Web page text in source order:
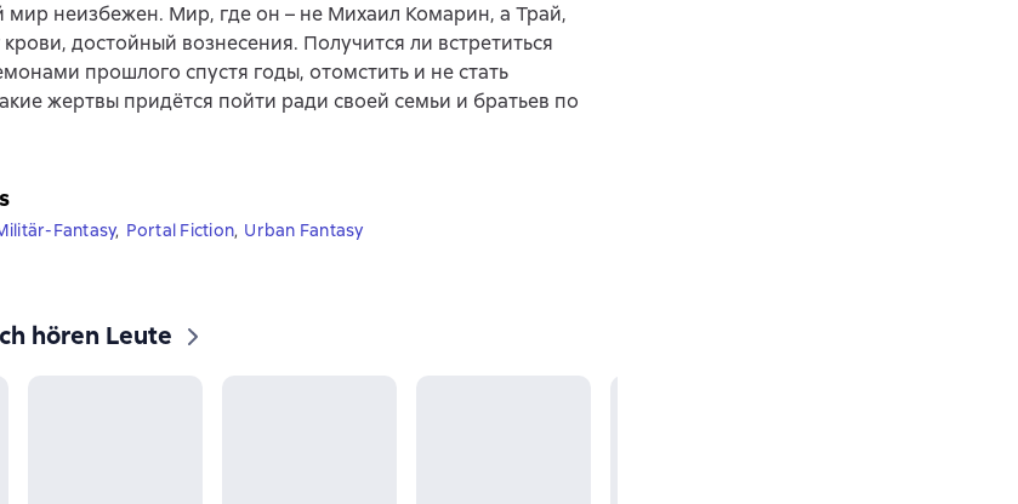
мир неизбежен. Мир, где он – не Михаил Комарин, а Трай,
достойный вознесения. Получится ли встретиться
прошлого спустя годы, отомстить и не стать
жертвы придётся пойти ради своей семьи и братьев по
Fantasy, Portal Fiction, Urban Fantasy
hören Leute